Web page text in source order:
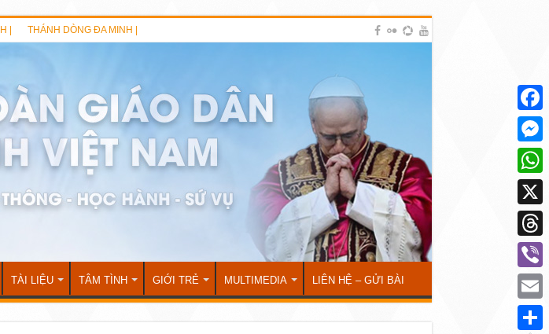
| THÁNH DÒNG ĐA MINH |
TÀI LIỆU TÂM TÌNH GIỚI TRẺ MULTIMEDIA LIÊN HỆ – GỬI BÀI
X
Viber